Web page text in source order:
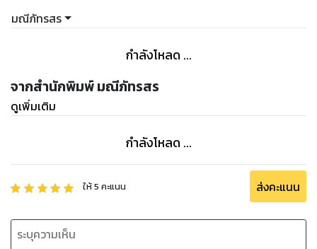
ชัดเจน ว่าเขาชอบเธอ ไม่สิอันที่จริงต้องบอกว่ามากกว่าชอบ เขา
ตกหลุมรักเธอเลยด้วยซ้ำ มันไม่ได้เพิ่งเกิด แต่มันเกิดขึ้นมานาน
แล้ว สาเหตุที่เขาไปขโมยตัวเธอมา ส่วนหนึ่งเพื่อนายหญิง แต่อีก
ส่วนก็เพื่อตัวเอง เขาเฝ้ามองเธอมานาน ตั้งแต่สมัยที่เข้าไปเจรจา
เรื่องของเผ่าเพชร แล้วก็ต้องบอกตัวเองให้ตัดใจ เมื่อเธอคือของ
ต้องห้าม เพราะเธอเป็นคู่หมั้นของเจ้านาย จนกระทั่งเขาเจอเธออีก
ครั้ง อาคมไม่ลังเลเลยสักนิดที่จะพาเธอมา
"ปล่อย!"ลันลดายังดิ้นรนขัดขืน มือบางทุบตีไปบนแขนแกร่ง หัวใจ
ดวงน้อยเต้นผิดจังหวะ ความอบอุ่นจากแผงอกกว้าง ที่กระจายไป
ทั่วแผ่นหลัง มีผลกับอัตราการเต้นของหัวใจเหลือเกิน เมื่อใจไม่รัก
ดีมันคอยจะเอนเอียงไปหาเขา
"ยังไม่ต้องกลับตอนนี้ได้ไหมครับ"ในที่สุดอาคมก็เอ่ยคำนี้ออกมา
เมื่อทบทวนหัวใจตัวเองแล้วว่า เขาคงปล่อยเธอไปไม่ได้ ถ้ายังไม่
บอกความในใจให้เธอรับรู้
มณีภัทรสร
กำลังโหลด ...
จากสำนักพิมพ์ มณีภัทรสร
ดูเพิ่มเติม
กำลังโหลด ...
ให้5 คะแนน ส่งคะแนน